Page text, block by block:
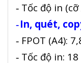
- Tốc độ in
-In, quét,
- FPOT (A4):
- Tốc độ in: